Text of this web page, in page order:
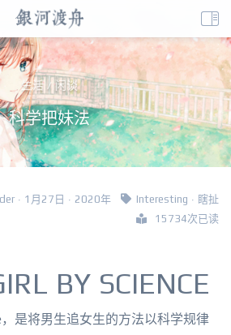
生活 / 闲谈
科学把妹法
· 1月27日 · 2020年 Interesting · 瞎扯
15734次已读
BY SCIENCE
，是将男生追女生的方法以科学规律